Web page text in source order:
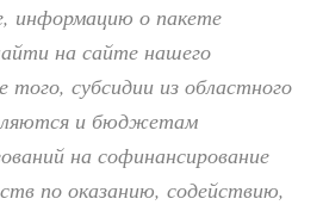
информацию о пакете
на сайте нашего
субсидии из областного
и бюджетам
на софинансирование
по оказанию, содействию,